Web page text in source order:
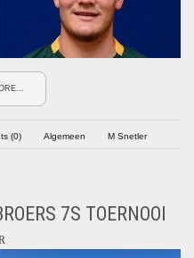
(0) Algemeen M Snetler
7S TOERNOOI